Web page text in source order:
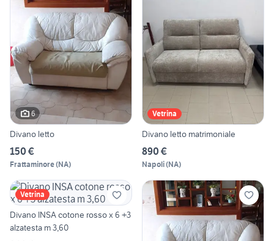
6
Divano letto
150 €
Frattaminore(NA)
Vetrina
Divano letto matrimoniale
890 €
Napoli(NA)
Vetrina
Divano INSA cotone rosso x 6 +3
alzatesta m 3,60